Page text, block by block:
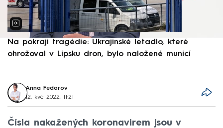
Na pokraji tragédie: Ukrajinské letadlo, které
ohrožoval v Lipsku dron, bylo naložené municí
Anna Fedorov
12. kvě 2022, 11:21
Čísla nakažených koronavirem jsou v